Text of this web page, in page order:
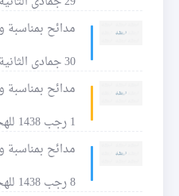
مدائح بمناسبة
30 جمادى الثانية 1438 للهجرة
مدائح بمناسبة
1 رجب 1438 للهجرة
مدائح بمناسبة
8 رجب 1438 للهجرة